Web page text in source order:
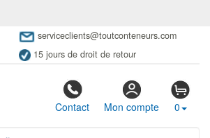
serviceclients@toutconteneurs.com
15 jours de droit de retour
Contact Mon compte 0